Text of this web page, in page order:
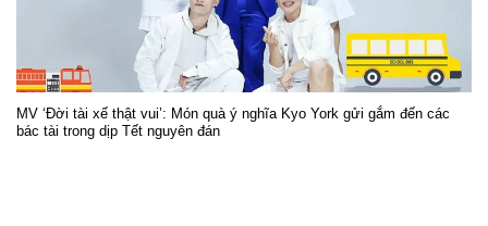
MV ‘Đời tài xế thật vui’: Món quà ý nghĩa Kyo York gửi gắm đến các
bác tài trong dịp Tết nguyên đán